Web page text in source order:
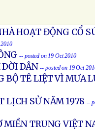
HOẠT ĐỘNG CỔ
-- posted on 19 Oct 2010
DÂN -- posted on 19 Oct
BỘ TÊ LIỆT VÌ MƯA
LỊCH SỬ NĂM 1978 --
MIỀN TRUNG VIỆT